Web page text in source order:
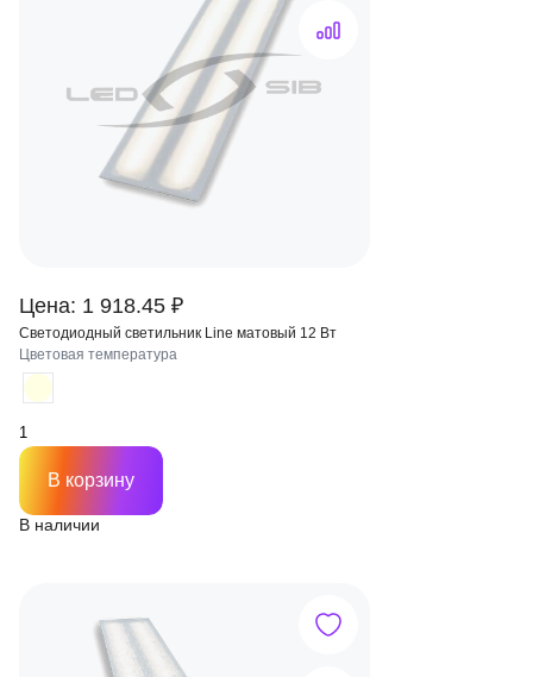
Цена: 1 918.45 ₽
Светодиодный светильник Line матовый 12 Вт
В наличии
Цветовая температура
В корзину